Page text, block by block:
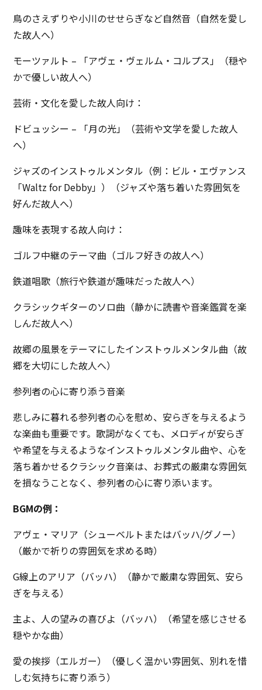
鳥のさえずりや小川のせせらぎなど自然音（自然を愛し
た故人へ）
モーツァルト – 「アヴェ・ヴェルム・コルプス」（穏や
かで優しい故人へ）
芸術・文化を愛した故人向け：
ドビュッシー – 「月の光」（芸術や文学を愛した故人
へ）
ジャズのインストゥルメンタル（例：ビル・エヴァンス
「Waltz for Debby」）（ジャズや落ち着いた雰囲気を
好んだ故人へ）
趣味を表現する故人向け：
ゴルフ中継のテーマ曲（ゴルフ好きの故人へ）
鉄道唱歌（旅行や鉄道が趣味だった故人へ）
クラシックギターのソロ曲（静かに読書や音楽鑑賞を楽
しんだ故人へ）
故郷の風景をテーマにしたインストゥルメンタル曲（故
郷を大切にした故人へ）
参列者の心に寄り添う音楽
悲しみに暮れる参列者の心を慰め、安らぎを与えるよう
な楽曲も重要です。歌詞がなくても、メロディが安らぎ
や希望を与えるようなインストゥルメンタル曲や、心を
落ち着かせるクラシック音楽は、お葬式の厳粛な雰囲気
を損なうことなく、参列者の心に寄り添います。
BGMの例：
アヴェ・マリア（シューベルトまたはバッハ/グノー）
（厳かで祈りの雰囲気を求める時）
G線上のアリア（バッハ）（静かで厳粛な雰囲気、安ら
ぎを与える）
主よ、人の望みの喜びよ（バッハ）（希望を感じさせる
穏やかな曲）
愛の挨拶（エルガー）（優しく温かい雰囲気、別れを惜
しむ気持ちに寄り添う）